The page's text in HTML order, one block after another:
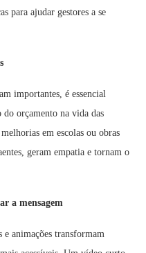
para ajudar gestores a se
importantes, é essencial
orçamento na vida das
em escolas ou obras
geram empatia e tornam o
a mensagem
animações transformam